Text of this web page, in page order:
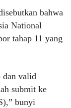
bahwa
National
tahap 11 yang
dan valid
submit ke
bunyi